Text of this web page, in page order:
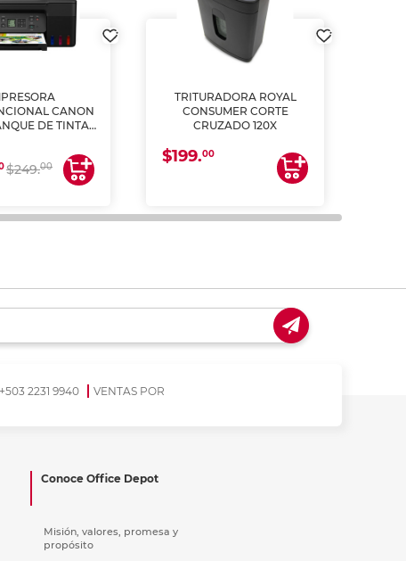
CANON
DE TINTA
$249.00
TRITURADORA ROYAL
CONSUMER CORTE
CRUZADO 120X
$199.00
2231 9940
VENTAS POR
Conoce Office Depot
Misión, valores, promesa y
propósito